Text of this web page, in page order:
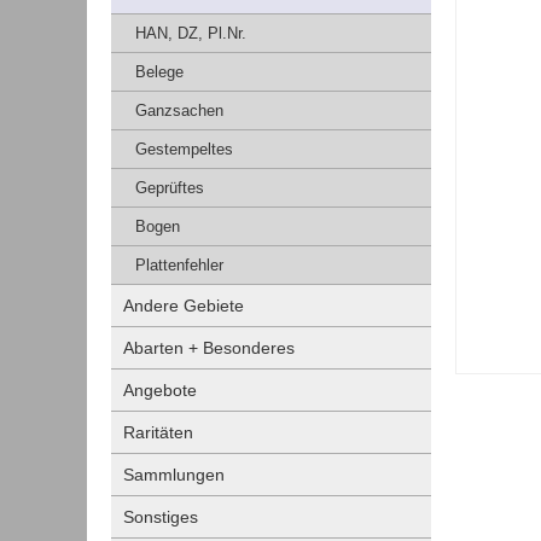
HAN, DZ, Pl.Nr.
Belege
Ganzsachen
Gestempeltes
Geprüftes
Bogen
Plattenfehler
Andere Gebiete
Abarten + Besonderes
Angebote
Raritäten
Sammlungen
Sonstiges